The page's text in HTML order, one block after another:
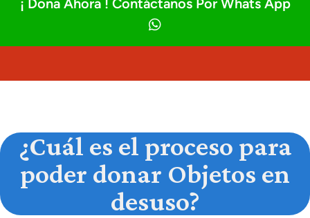
¡ Dona Ahora ! Contáctanos Por Whats App
¿Cuál es el proceso para
poder donar Objetos en
desuso?